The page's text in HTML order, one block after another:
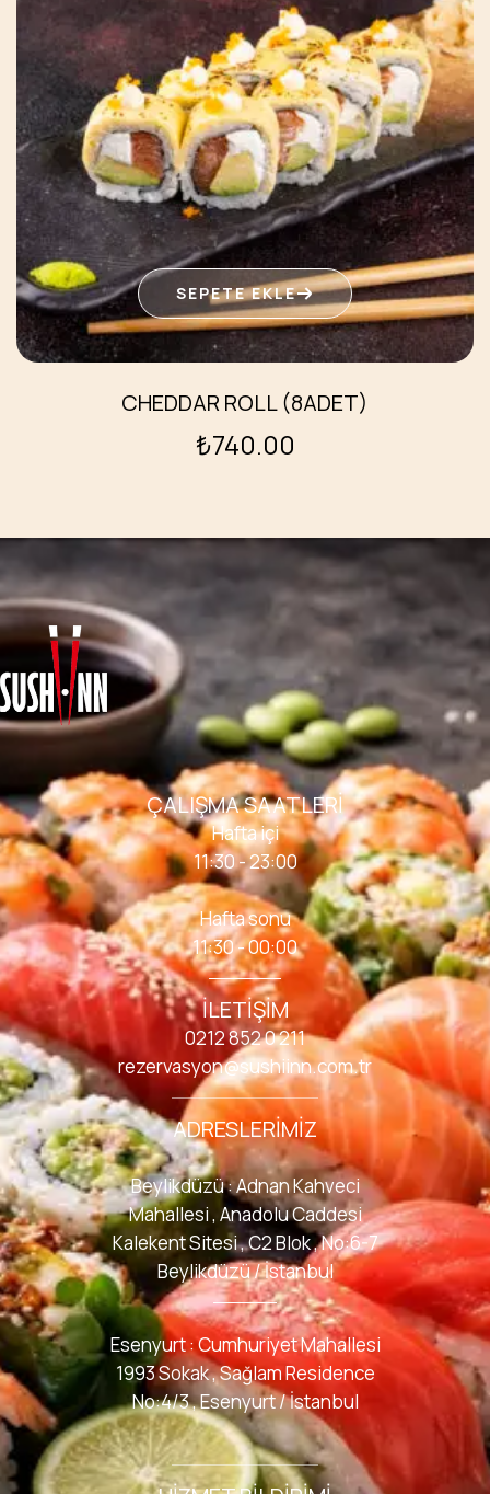
SEPETE EKLE
CHEDDAR ROLL (8ADET)
₺740.00
ÇALIŞMA SAATLERI
Hafta içi
11:30 - 23:00
Hafta sonu
11:30 - 00:00
İLETIŞIM
0212 852 0 211
rezervasyon@sushiinn.com.tr
ADRESLERIMIZ
Beylikdüzü : Adnan Kahveci
Mahallesi , Anadolu Caddesi
Kalekent Sitesi , C2 Blok , No:6-7
Beylikdüzü / İstanbul
Esenyurt : Cumhuriyet Mahallesi
1993 Sokak , Sağlam Residence
No:4/3 , Esenyurt / İstanbul